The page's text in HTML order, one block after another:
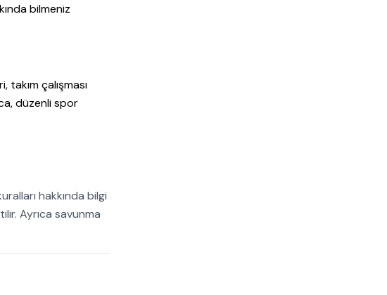
bilmeniz
çalışması
düzenli spor
hakkında bilgi
Ayrıca savunma